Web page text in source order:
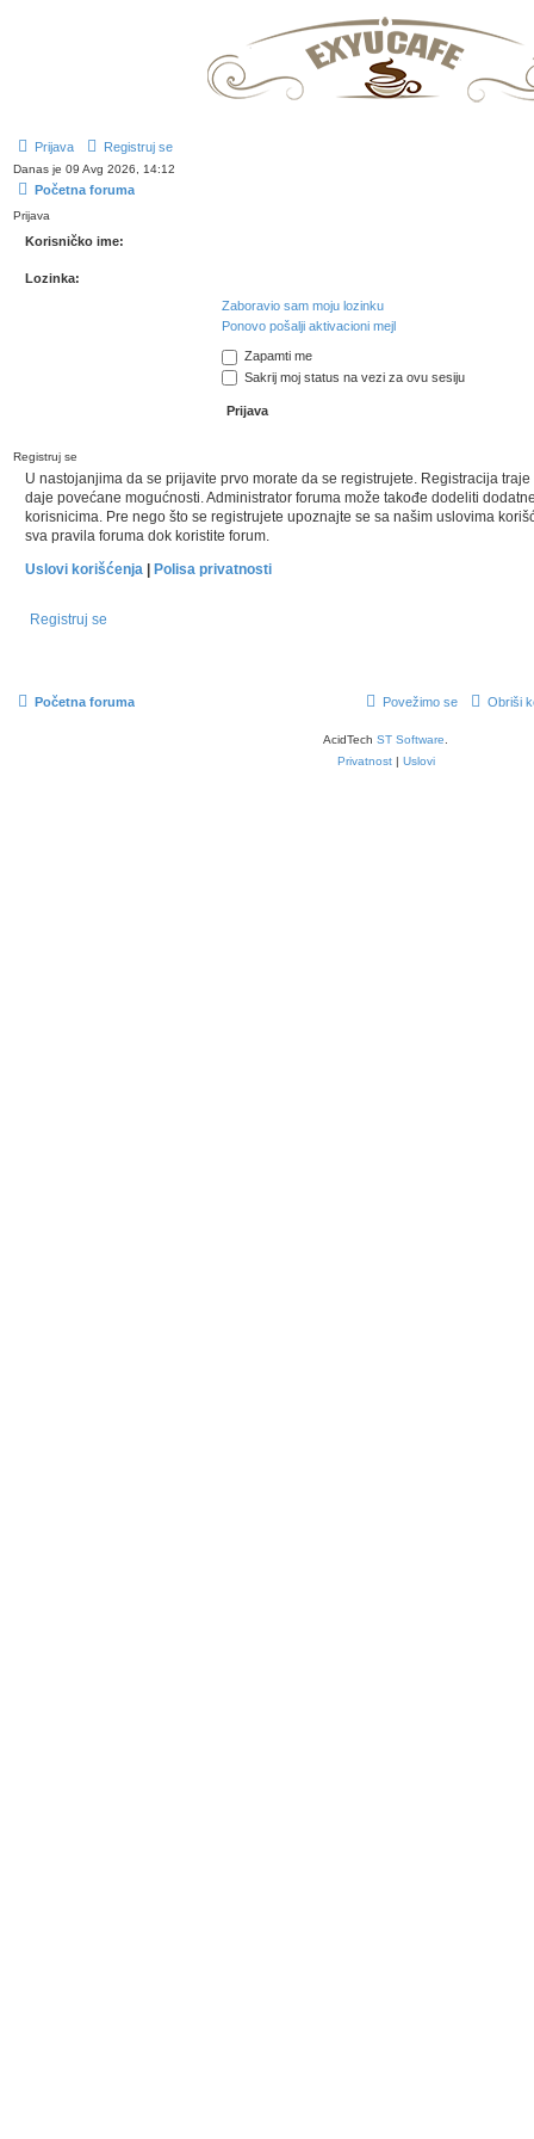
Prijava Registruj se
Danas je 09 Avg 2026, 14:12
Početna foruma
Prijava
Korisničko ime:
Lozinka:
Zaboravio sam moju lozinku
Ponovo pošalji aktivacioni mejl
Zapamti me
Sakrij moj status na vezi za ovu sesiju
Registruj se
U nastojanjima da se prijavite prvo morate da se registrujete. Registracija
daje povećane mogućnosti. Administrator foruma može takođe dodeliti
korisnicima. Pre nego što se registrujete upoznajte se sa našim uslovima
sva pravila foruma dok koristite forum.
Uslovi korišćenja
Polisa privatnosti
Registruj se
Početna foruma Obriši
Povežimo se
AcidTech ST Software.
Privatnost| Uslovi